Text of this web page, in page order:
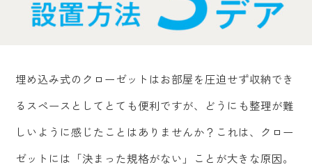
埋め込み式のクローゼットはお部屋を圧迫せず収納でき
るスペースとしてとても便利ですが、どうにも整理が難
しいように感じたことはありませんか？これは、クロー
ゼットには「決まった規格がない」ことが大きな原因。